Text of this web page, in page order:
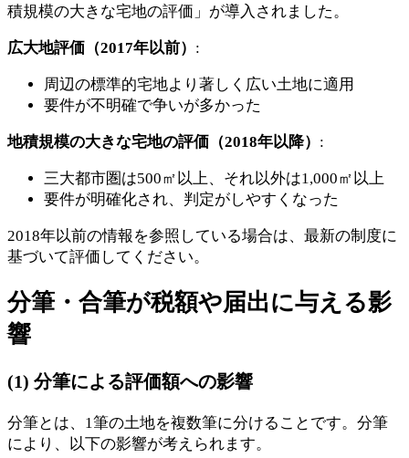
積規模の大きな宅地の評価」が導入されました。
広大地評価（2017年以前） :
周辺の標準的宅地より著しく広い土地に適用
要件が不明確で争いが多かった
地積規模の大きな宅地の評価（2018年以降） :
三大都市圏は500㎡以上、それ以外は1,000㎡以上
要件が明確化され、判定がしやすくなった
2018年以前の情報を参照している場合は、最新の制度に
基づいて評価してください。
分筆・合筆が税額や届出に与える影
響
(1) 分筆による評価額への影響
分筆とは、1筆の土地を複数筆に分けることです。分筆
により、以下の影響が考えられます。